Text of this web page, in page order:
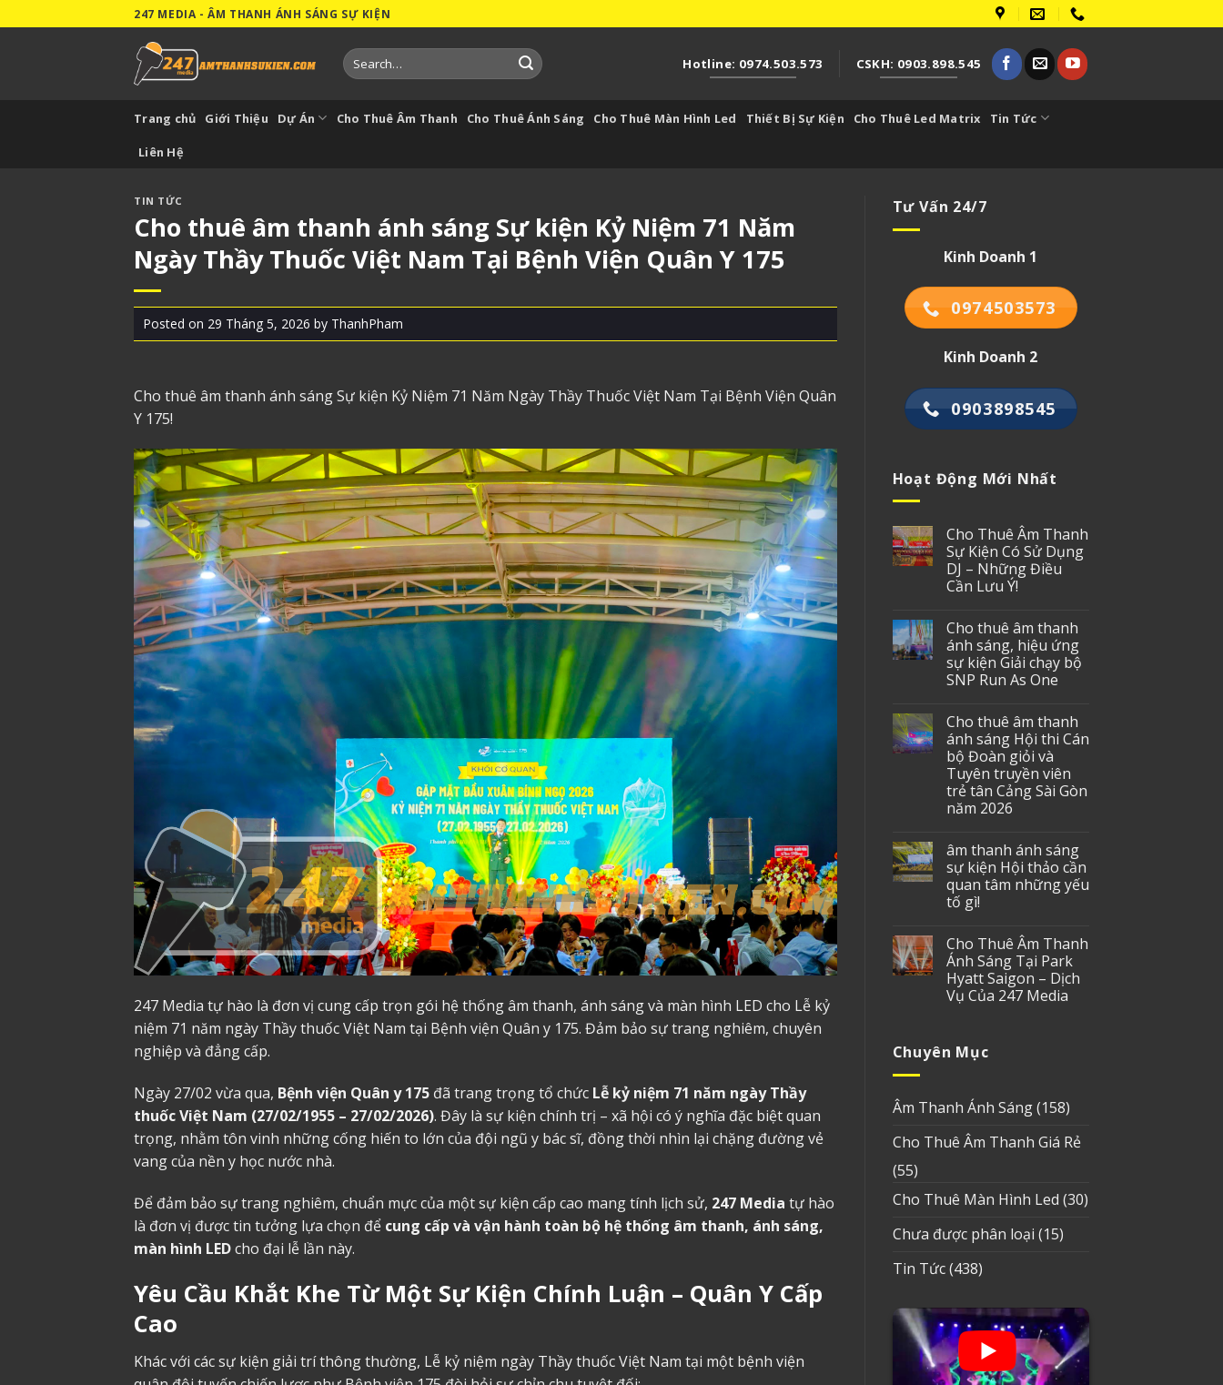
to
247 MEDIA - ÂM THANH ÁNH SÁNG SỰ KIỆN
Search
for:
Hotline: 0974.503.573 CSKH: 0903.898.545
Trang chủ Giới Thiệu Dự Án Cho Thuê Âm Thanh Cho Thuê Ánh Sáng Cho Thuê Màn Hình Led Thiết Bị Sự Kiện Cho Thuê Led Matrix Tin Tức
Liên Hệ
TIN TỨC
Cho thuê âm thanh ánh sáng Sự kiện Kỷ Niệm 71 Năm
Ngày Thầy Thuốc Việt Nam Tại Bệnh Viện Quân Y 175
Posted on 29 Tháng 5, 2026 by ThanhPham
Cho thuê âm thanh ánh sángSự kiện Kỷ Niệm 71 Năm Ngày Thầy Thuốc Việt Nam Tại Bệnh Viện Quân
Y 175!
247 Media tự hào là đơn vị cung cấp trọn gói hệ thống âm thanh, ánh sáng và màn hình LED cho Lễ kỷ
niệm 71 năm ngày Thầy thuốc Việt Nam tại Bệnh viện Quân y 175. Đảm bảo sự trang nghiêm, chuyên
nghiệp và đẳng cấp.
Ngày 27/02 vừa qua, Bệnh viện Quân y 175 đã trang trọng tổ chức Lễ kỷ niệm 71 năm ngày Thầy
thuốc Việt Nam (27/02/1955 – 27/02/2026). Đây là sự kiện chính trị – xã hội có ý nghĩa đặc biệt quan
trọng, nhằm tôn vinh những cống hiến to lớn của đội ngũ y bác sĩ, đồng thời nhìn lại chặng đường vẻ
vang của nền y học nước nhà.
Để đảm bảo sự trang nghiêm, chuẩn mực của một sự kiện cấp cao mang tính lịch sử, 247 Media tự hào
là đơn vị được tin tưởng lựa chọn để cung cấp và vận hành toàn bộ hệ thống âm thanh, ánh sáng,
màn hình LEDcho đại lễ lần này.
Yêu Cầu Khắt Khe Từ Một Sự Kiện Chính Luận – Quân Y Cấp
Cao
Khác với các sự kiện giải trí thông thường, Lễ kỷ niệm ngày Thầy thuốc Việt Nam tại một bệnh viện
Tư Vấn 24/7
Kinh Doanh 1
0974503573
Kinh Doanh 2
0903898545
Hoạt Động Mới Nhất
Cho Thuê Âm Thanh
Sự Kiện Có Sử Dụng
DJ – Những Điều
Cần Lưu Ý!
Cho thuê âm thanh
ánh sáng, hiệu ứng
sự kiện Giải chạy bộ
SNP Run As One
Cho thuê âm thanh
ánh sáng Hội thi Cán
bộ Đoàn giỏi và
Tuyên truyền viên
trẻ tân Cảng Sài Gòn
năm 2026
âm thanh ánh sáng
sự kiện Hội thảo cần
quan tâm những yếu
tố gì!
Cho Thuê Âm Thanh
Ánh Sáng Tại Park
Hyatt Saigon – Dịch
Vụ Của 247 Media
Chuyên Mục
Âm Thanh Ánh Sáng(158)
Cho Thuê Âm Thanh Giá Rẻ
(55)
Cho Thuê Màn Hình Led (30)
Chưa được phân loại (15)
Tin Tức(438)